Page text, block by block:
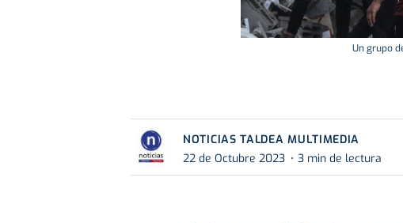
Un grupo
NOTICIAS TALDEA MULTIMEDIA
22 de Octubre 2023
3 min de lectura